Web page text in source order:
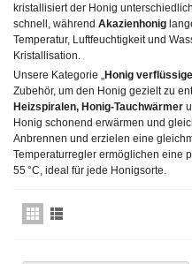
kristallisiert der Honig
schnell, während Akazienhonig
Temperatur, Luftfeuchtigkeit und
Kristallisation.
Unsere Kategorie „Honig
Zubehör, um den Honig gezielt zu
Heizspiralen, Honig-Tauchwärmer
Honig schonend erwärmen und
Anbrennen und erzielen eine
Temperaturregler ermöglichen eine
55 °C, ideal für jede Honigsorte.